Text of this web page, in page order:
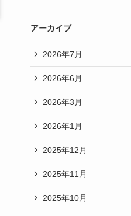
アーカイブ
2026年7月
2026年6月
2026年3月
2026年1月
2025年12月
2025年11月
2025年10月